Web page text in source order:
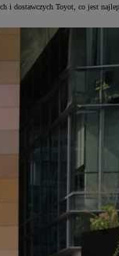
i dostawczych Toyot, co jest